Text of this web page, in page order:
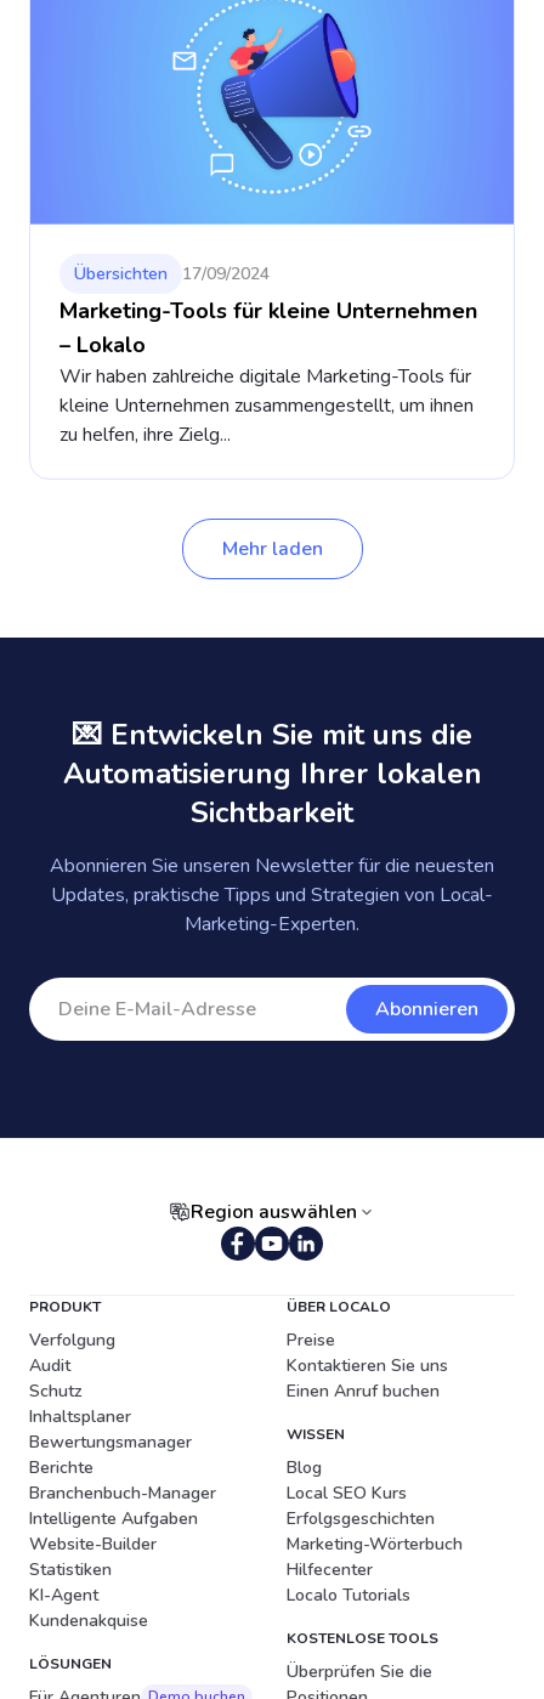
Übersichten 17/09/2024
Marketing-Tools für kleine Unternehmen
– Lokalo
Wir haben zahlreiche digitale Marketing-Tools für
kleine Unternehmen zusammengestellt, um ihnen
zu helfen, ihre Zielg...
Mehr laden
💌 Entwickeln Sie mit uns die
Automatisierung Ihrer lokalen
Sichtbarkeit
Abonnieren Sie unseren Newsletter für die neuesten
Updates, praktische Tipps und Strategien von Local-
Marketing-Experten.
Abonnieren
Region auswählen
PRODUKT
Verfolgung
Audit
Schutz
Inhaltsplaner
Bewertungsmanager
Berichte
Branchenbuch-Manager
Intelligente Aufgaben
Website-Builder
Statistiken
KI-Agent
Kundenakquise
LÖSUNGEN
ÜBER LOCALO
Preise
Kontaktieren Sie uns
Einen Anruf buchen
WISSEN
Blog
Local SEO Kurs
Erfolgsgeschichten
Marketing-Wörterbuch
Hilfecenter
Localo Tutorials
KOSTENLOSE TOOLS
Überprüfen Sie die